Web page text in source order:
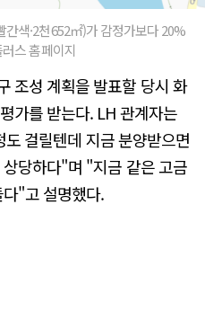
색·2천652㎡)가 감정가보다 20%
스 홈페이지
조성 계획을 발표할 당시 화
가를 받는다. LH 관계자는
걸릴텐데 지금 분양받으면
당하다"며 "지금 같은 고금
"고 설명했다.